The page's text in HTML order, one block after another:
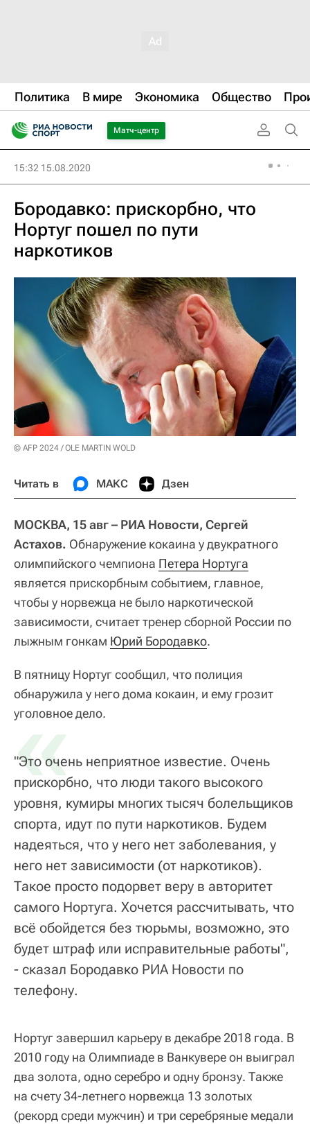
Политика В мире Экономика Общество
Матч-центр
15:32 15.08.2020
Бородавко: прискорбно, что
Нортуг пошел по пути
наркотиков
© AFP 2024 / OLE MARTIN WOLD
Читать в МАКС Дзен
МОСКВА, 15 авг – РИА Новости, Сергей
Астахов. Обнаружение кокаина у двукратного
олимпийского чемпиона Петера Нортуга
является прискорбным событием, главное,
чтобы у норвежца не было наркотической
зависимости, считает тренер сборной России по
лыжным гонкам Юрий Бородавко.
В пятницу Нортуг сообщил, что полиция
обнаружила у него дома кокаин, и ему грозит
уголовное дело.
«
"Это очень неприятное известие. Очень
прискорбно, что люди такого высокого
уровня, кумиры многих тысяч болельщиков
спорта, идут по пути наркотиков. Будем
надеяться, что у него нет заболевания, у
него нет зависимости (от наркотиков).
Такое просто подорвет веру в авторитет
самого Нортуга. Хочется рассчитывать, что
всё обойдется без тюрьмы, возможно, это
будет штраф или исправительные работы",
- сказал Бородавко РИА Новости по
телефону.
Нортуг завершил карьеру в декабре 2018 года. В
2010 году на Олимпиаде в Ванкувере он выиграл
два золота, одно серебро и одну бронзу. Также
на счету 34-летнего норвежца 13 золотых
(рекорд среди мужчин) и три серебряные медали